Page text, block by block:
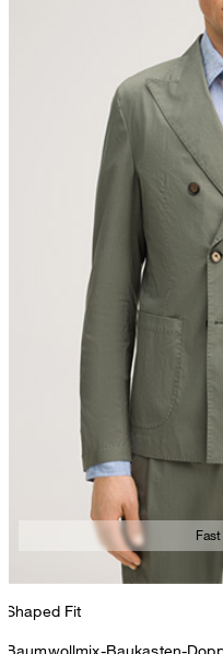
Shaped Fit
Baumwollmix-Baukasten-